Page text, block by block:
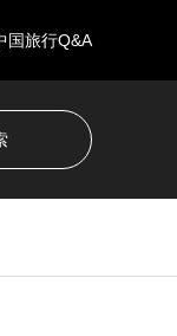
国旅行Q&A